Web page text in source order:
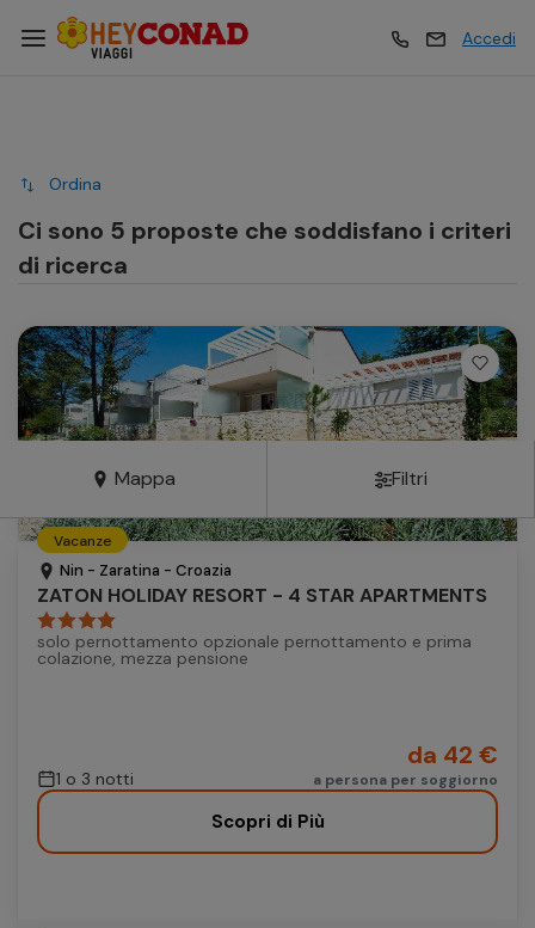
Esperienze
Crociere
Traghetti
Autonoleggio
Parcheggio
Accedi
Esperienze
Crociere
Traghetti
Autonoleggio
Parcheggio
Mappa Filtri
Ordina
Ci sono 5 proposte che soddisfano i criteri
di ricerca
Vacanze
Nin - Zaratina - Croazia
ZATON HOLIDAY RESORT - 4 STAR APARTMENTS
solo pernottamento opzionale pernottamento e prima
colazione, mezza pensione
1 o 3 notti
da 42 €
a persona per soggiorno
Scopri di Più